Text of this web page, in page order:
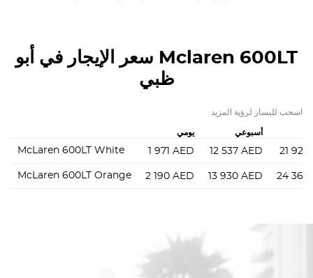
Mclaren 600LT سعر الإيجار في أبو
ظبي
اسحب لليسار لرؤية المزيد
يومي أسبوعي
McLaren 600LT White 1 971 AED 12 537 AED 21 924
McLaren 600LT Orange 2 190 AED 13 930 AED 24 360